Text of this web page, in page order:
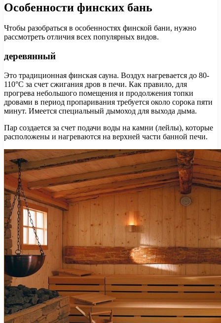
Особенности финских бань
Чтобы разобраться в особенностях финской бани, нужно
рассмотреть отличия всех популярных видов.
деревянный
Это традиционная финская сауна. Воздух нагревается до 80-
110°С за счет сжигания дров в печи. Как правило, для
прогрева небольшого помещения и продолжения топки
дровами в период пропаривания требуется около сорока пяти
минут. Имеется специальный дымоход для выхода дыма.
Пар создается за счет подачи воды на камни (лейлы), которые
расположены и нагреваются на верхней части банной печи.